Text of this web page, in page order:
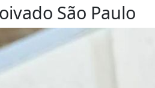
São Paulo